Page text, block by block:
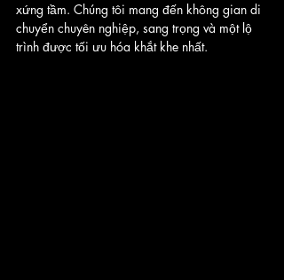
xứng tầm. Chúng tôi mang đến không gian di
chuyển chuyên nghiệp, sang trọng và một lộ
trình được tối ưu hóa khắt khe nhất.